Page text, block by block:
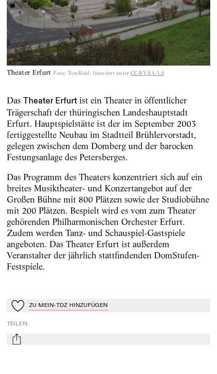
Theater Erfurt Foto: TomKidd, lizensiert unter CC-BY-SA-3.0
Das Theater Erfurtist ein Theater in öffentlicher
Trägerschaft der thüringischen Landeshauptstadt
Erfurt. Hauptspielstätte ist der im September 2003
fertiggestellte Neubau im Stadtteil Brühlervorstadt,
gelegen zwischen dem Domberg und der barocken
Festungsanlage des Petersberges.
Das Programm des Theaters konzentriert sich auf ein
breites Musiktheater- und Konzertangebot auf der
Großen Bühne mit 800 Plätzen sowie der Studiobühne
mit 200 Plätzen. Bespielt wird es vom zum Theater
gehörenden Philharmonischen Orchester Erfurt.
Zudem werden Tanz- und Schauspiel-Gastspiele
angeboten. Das Theater Erfurt ist außerdem
Veranstalter der jährlich stattfindenden DomStufen-
Festspiele.
Zu Mein-TdZ hinzufügen
ZU MEIN-TDZ HINZUFÜGEN
TEILEN:
mail